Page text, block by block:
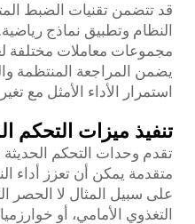
قد تتضمن تقنيات الضبط
النظام وتطبيق نماذج
مجموعات معاملات مختلفة
يضمن المراجعة المنتظمة
استمرار الأداء الأمثل مع
تنفيذ ميزات التحكم
متقدمة يمكن أن تعزز أداء
على سبيل المثال لا الحصر
التغذوي الأمامي، أو